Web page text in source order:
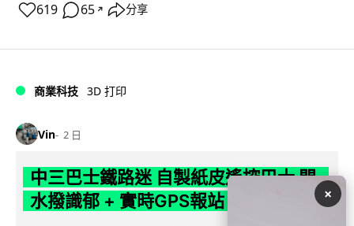
619 65 ↗ 分享
商業科技 3D 打印
Vin 2 日
中三巴士鐵路迷 自製紙皮遙控巴士 門,
水撥識郁 + 實時GPS報站
×